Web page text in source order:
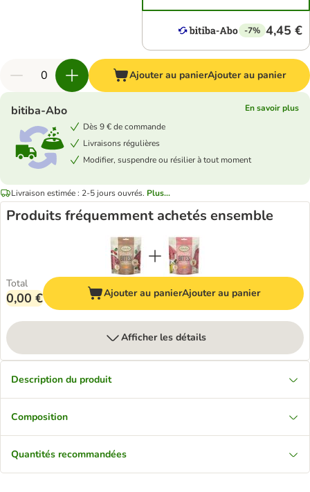
-7% 4,45 €
Ajouter au panierAjouter au panier
bitiba-Abo
En savoir plus
Dès 9 € de commande
Livraisons régulières
Modifier, suspendre ou résilier à tout moment
Livraison estimée : 2-5 jours ouvrés. Plus...
Produits fréquemment achetés ensemble
Total
0,00 € Ajouter au panierAjouter au panier
Afficher les détails
Description du produit
Composition
Quantités recommandées